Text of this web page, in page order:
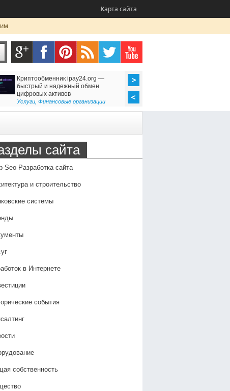
Карта сайта
Криптообменник ipay24.org —
быстрый и надежный обмен
цифровых активов
Услуги, Финансовые организации
сайта
Seo Разработка сайта
и строительство
системы
в Интернете
события
собственность